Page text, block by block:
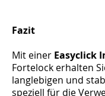
Fazit
Mit einer Easyclick
Fortelock erhalten
langlebigen und
speziell für die